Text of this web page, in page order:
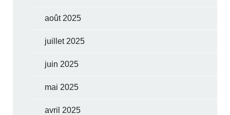
août 2025
juillet 2025
juin 2025
mai 2025
avril 2025